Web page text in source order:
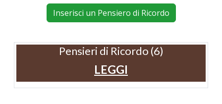
Inserisci un Pensiero di Ricordo
Pensieri di Ricordo (6)
LEGGI